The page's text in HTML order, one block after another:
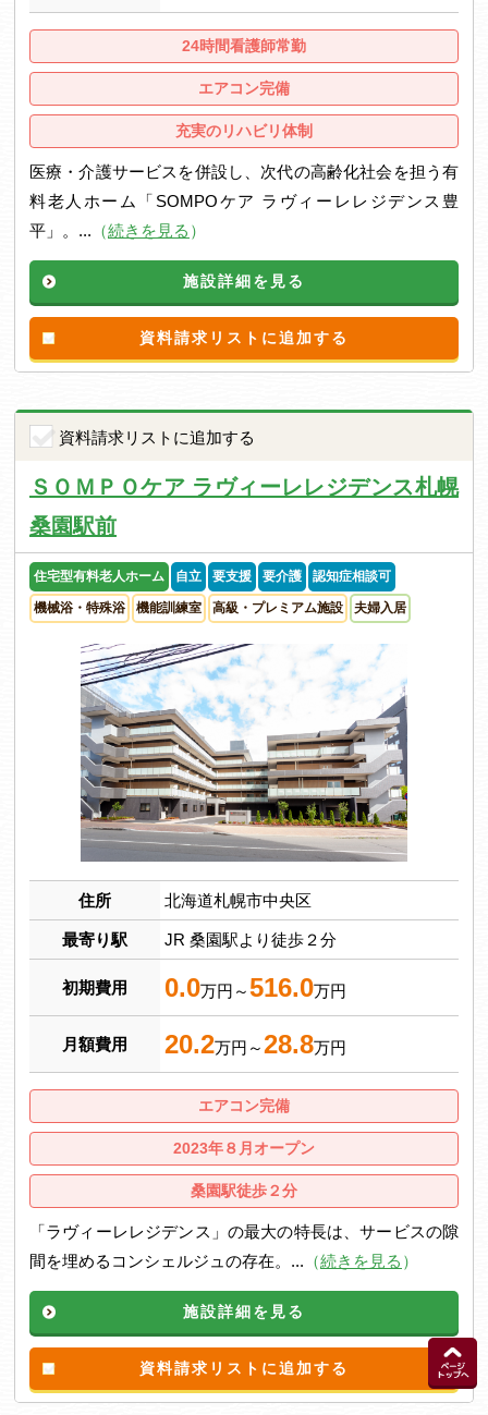
24時間看護師常勤
エアコン完備
充実のリハビリ体制
医療・介護サービスを併設し、次代の高齢化社会を担う有
料老人ホーム「SOMPOケア ラヴィーレレジデンス豊
平」。... （続きを見る ）
施設詳細を見る
資料請求リストに追加する
資料請求リストに追加する
ＳＯＭＰＯケア ラヴィーレレジデンス札幌
桑園駅前
住宅型有料老人ホーム 自立 要支援 要介護 認知症相談可
機械浴・特殊浴 機能訓練室 高級・プレミアム施設 夫婦入居
住所 北海道札幌市中央区
最寄り駅 JR 桑園駅より徒歩２分
初期費用 0.0万円～516.0万円
月額費用 20.2万円～28.8万円
エアコン完備
2023年８月オープン
桑園駅徒歩２分
「ラヴィーレレジデンス」の最大の特長は、サービスの隙
間を埋めるコンシェルジュの存在。... （続きを見る ）
施設詳細を見る
資料請求リストに追加する